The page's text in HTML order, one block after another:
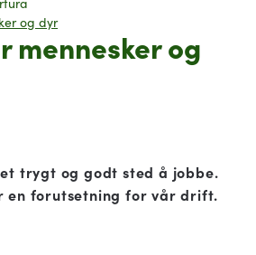
og dyr
mennesker og
trygt og godt sted å jobbe.
en forutsetning for vår drift.